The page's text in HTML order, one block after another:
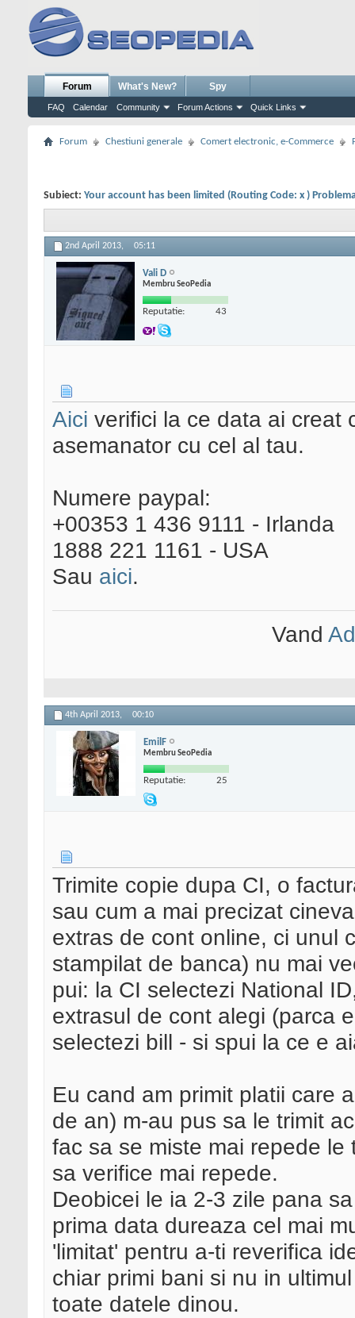
Forum
FAQ Calendar Community Forum Actions Quick Links
What's New? Spy
Forum Chestiuni generale Comert electronic, e-Commerce
Subiect: Your account has been limited (Routing Code: x )
2nd April 2013, 05:11
Vali D
Membru SeoPedia
Reputatie: 43
Aici verifici la ce data ai creat
asemanator cu cel al tau.
Numere paypal:
+00353 1 436 9111 - Irlanda
1888 221 1161 - USA
Sau aici.
Vand
4th April 2013, 00:10
EmilF
Membru SeoPedia
Reputatie: 25
Trimite copie dupa CI, o
sau cum a mai precizat
extras de cont online, ci unul
stampilat de banca) nu mai
pui: la CI selectezi National
extrasul de cont alegi (parca
selectezi bill - si spui la ce e
Eu cand am primit platii care
de an) m-au pus sa le trimit
fac sa se miste mai repede
sa verifice mai repede.
Deobicei le ia 2-3 zile pana
prima data dureaza cel mai
'limitat' pentru a-ti reverifica
chiar primi bani si nu in
toate datele dinou.